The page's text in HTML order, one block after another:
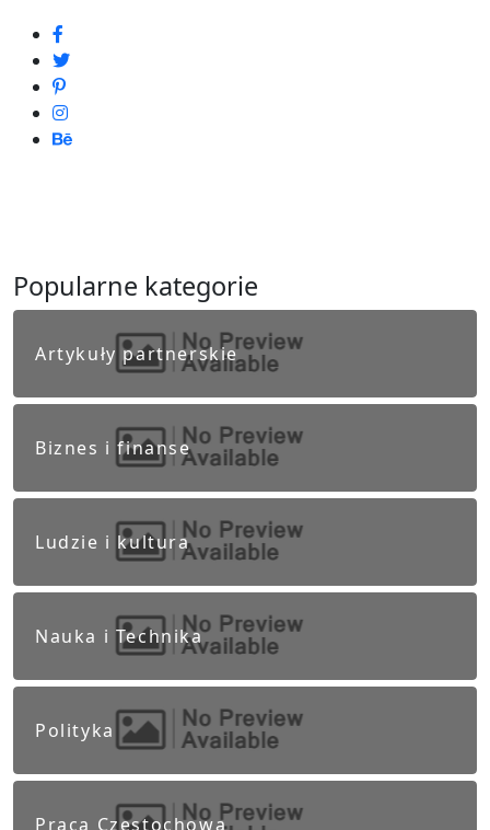
Popularne kategorie
Artykuły partnerskie
Biznes i finanse
Ludzie i kultura
Nauka i Technika
Polityka
Praca Częstochowa